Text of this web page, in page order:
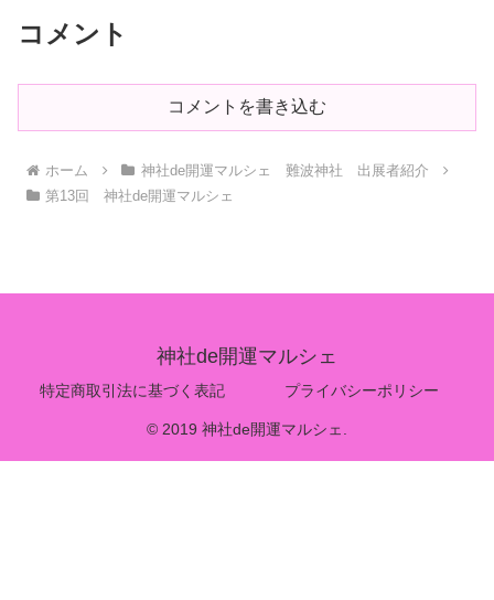
コメント
コメントを書き込む
ホーム
神社de開運マルシェ 難波神社 出展者紹介
第13回 神社de開運マルシェ
神社de開運マルシェ
特定商取引法に基づく表記 プライバシーポリシー
© 2019 神社de開運マルシェ.